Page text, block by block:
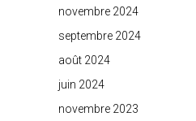
novembre 2024
septembre 2024
août 2024
juin 2024
novembre 2023